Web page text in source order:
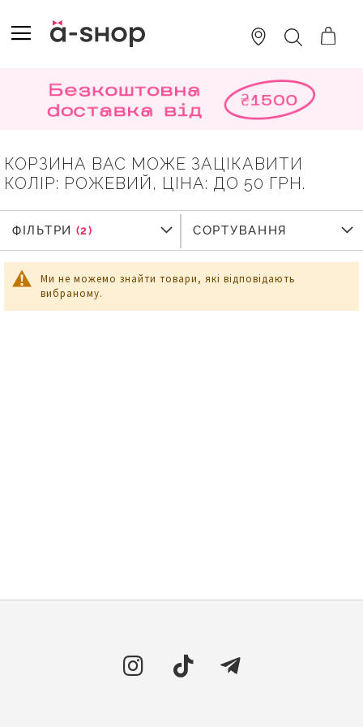
TO
CONTENT
ПОШУК
КОРЗИНА ВАС МОЖЕ ЗАЦІКАВИТИ
КОЛІР: РОЖЕВИЙ, ЦІНА: ДО 50 ГРН.
Ми не можемо знайти товари, які відповідають
вибраному.
ФІЛЬТРИ
ФІЛЬТРИ СОРТУВАННЯ